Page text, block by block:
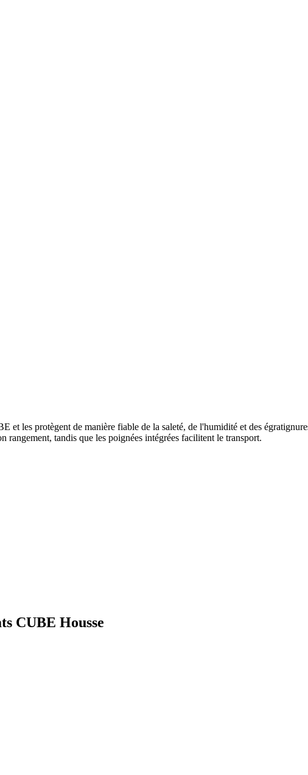
et les protègent de manière fiable de la saleté, de l'humidité et des
tandis que les poignées intégrées facilitent le transport.
CUBE Housse